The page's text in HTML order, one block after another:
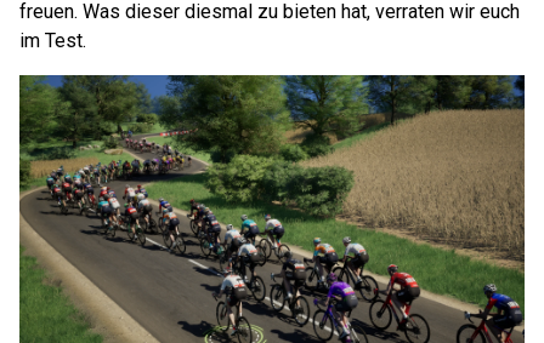
freuen. Was dieser diesmal zu bieten hat, verraten wir euch
im Test.